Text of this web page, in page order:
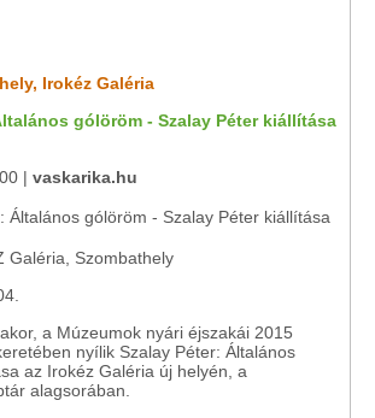
Irokéz Galéria
gólöröm - Szalay Péter kiállítása
| vaskarika.hu
Galéria, Szombathely
a Múzeumok nyári éjszakái 2015
nyílik Szalay Péter: Általános
az Irokéz Galéria új helyén, a
alagsorában.